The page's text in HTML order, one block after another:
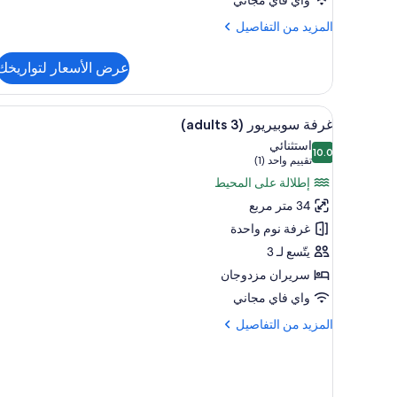
المزيد من التفاصيل
المزيد
غرفة
سوبيريور
(2
adults)
عرض الأسعار
استعراض
جميع
صور
غرفة
سوبيريور
(3
adults)
ميني بار وخزنة داخل الغرفة
8
غرفة سوبيريور (3 adults)
10.010.0 من 10
استثنائي
تقييم واحد (1)
(تقييم
واحد
(1))
إطلالة على المحيط
34 متر مربع
غرفة نوم واحدة
يتّسع لـ 3
سريران مزدوجان
واي فاي مجاني
المزيد من التفاصيل
المزيد